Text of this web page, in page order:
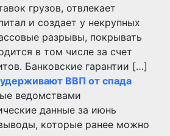
грузов, отвлекает
и создает у некрупных
разрывы, покрывать
в том числе за счет
Банковские гарантии […]
ВВП от спада
ведомствами
данные за июнь
которые ранее можно